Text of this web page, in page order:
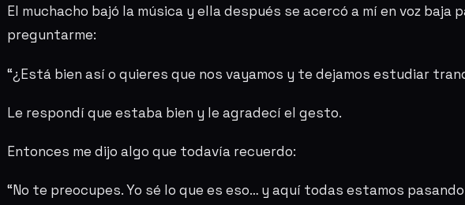
El muchacho bajó la música y ella después se acercó a mí en voz baja
preguntarme:
“¿Está bien así o quieres que nos vayamos y te dejamos estudiar
Le respondí que estaba bien y le agradecí el gesto.
Entonces me dijo algo que todavía recuerdo:
“No te preocupes. Yo sé lo que es eso… y aquí todas estamos pasando